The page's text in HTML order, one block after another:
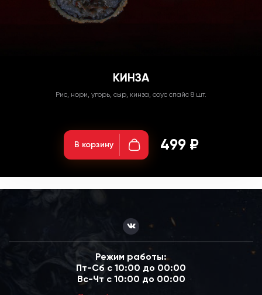
КИНЗА
Рис, нори, угорь, сыр, кинза, соус спайс 8 шт.
В корзину 499 ₽
Режим работы:
Пт-Сб с 10:00 до 00:00
Вс-Чт с 10:00 до 00:00